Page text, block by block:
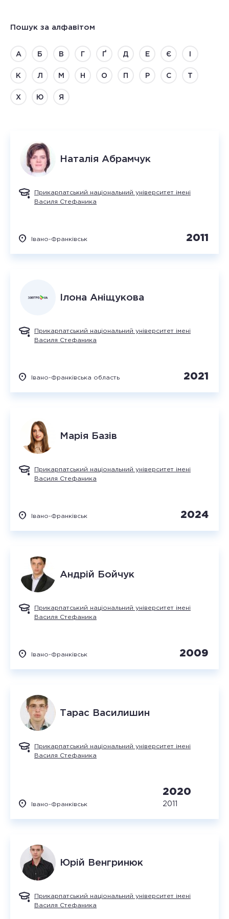
Пошук за алфавітом
А Б В Г Ґ Д Е Є
К Л М Н О П Р С Т
Х Ю Я
Наталія Абрамчук
Прикарпатський національний університет імені
Василя Стефаника
Івано-Франківськ 2011
Ілона Аніщукова
Прикарпатський національний університет імені
Василя Стефаника
Івано-Франківська область 2021
Марія Базів
Прикарпатський національний університет імені
Василя Стефаника
Івано-Франківськ 2024
Андрій Бойчук
Прикарпатський національний університет імені
Василя Стефаника
Івано-Франківськ 2009
Тарас Василишин
Прикарпатський національний університет імені
Василя Стефаника
Івано-Франківськ
2020
2011
Юрій Венгринюк
Прикарпатський національний університет імені
Василя Стефаника